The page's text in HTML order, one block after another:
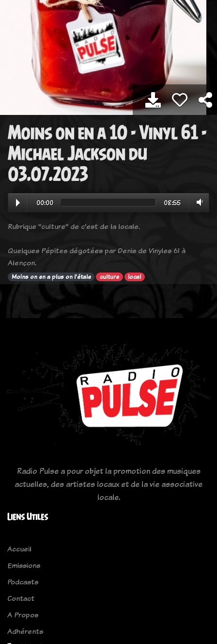
Moins on en a 10 - Vinyl 61 -
Michael Jackson du
03.07.2023
00:00 08:55
Rubrique "culture" de c'est de la locale.
Quelques Pépites dégotées par Denis de Vinyles 61 à
Alençon.
Moins on en a plus on l'étale culture local
Radio Pulse a pour objet la promotion des musiques
actuelles, des artistes locaux et de la vie associative
locale.
Liens Utiles
Accueil
Emissions
Podcasts
Contact
A Propos
Adhérents